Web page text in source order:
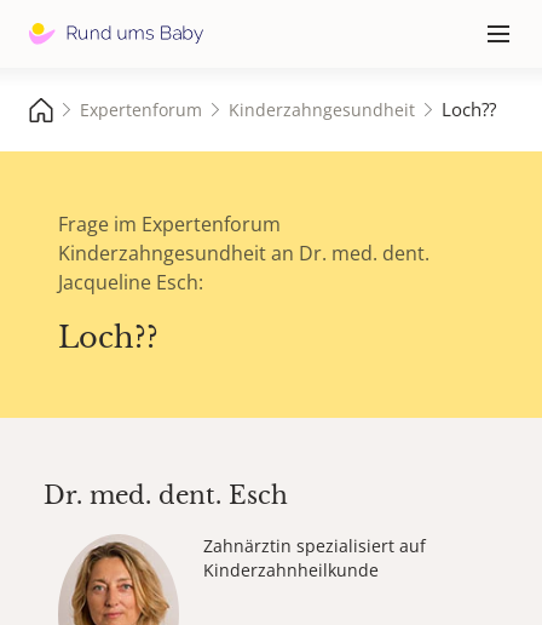
≡
Expertenforum Kinderzahngesundheit Loch??
Frage im Expertenforum
Kinderzahngesundheit an Dr. med. dent.
Jacqueline Esch:
Loch??
Dr. med. dent. Esch
Zahnärztin spezialisiert auf
Kinderzahnheilkunde